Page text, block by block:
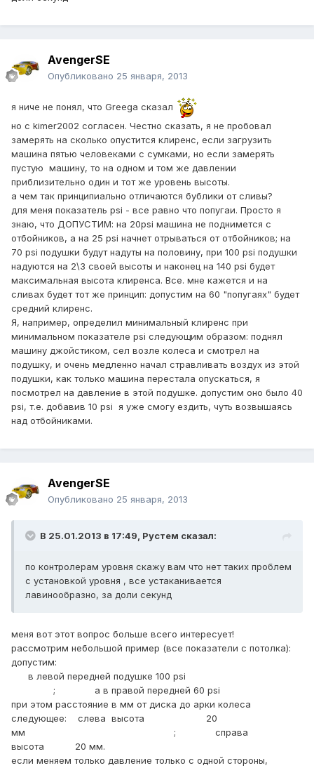
AvengerSE
Опубликовано 25 января, 2013
я ниче не понял, что Greega сказал
но с kimer2002 согласен. Честно сказать, я не пробовал
замерять на сколько опустится клиренс, если загрузить
машина пятью человеками с сумками, но если замерять
пустую машину, то на одном и том же давлении
приблизительно один и тот же уровень высоты.
а чем так принципиально отличаются бублики от сливы?
для меня показатель psi - все равно что попугаи. Просто я
знаю, что ДОПУСТИМ: на 20psi машина не поднимется с
отбойников, а на 25 psi начнет отрываться от отбойников; на
70 psi подушки будут надуты на половину, при 100 psi подушки
надуются на 2\3 своей высоты и наконец на 140 psi будет
максимальная высота клиренса. Все. мне кажется и на
сливах будет тот же принцип: допустим на 60 "попугаях" будет
средний клиренс.
Я, например, определил минимальный клиренс при
минимальном показателе psi следующим образом: поднял
машину джойстиком, сел возле колеса и смотрел на
подушку, и очень медленно начал стравливать воздух из этой
подушки, как только машина перестала опускаться, я
посмотрел на давление в этой подушке. допустим оно было 40
psi, т.е. добавив 10 psi я уже смогу ездить, чуть возвышаясь
над отбойниками.
AvengerSE
Опубликовано 25 января, 2013
В 25.01.2013 в 17:49, Рустем сказал:
по контролерам уровня скажу вам что нет таких проблем
с установкой уровня , все устаканивается
лавинообразно, за доли секунд
меня вот этот вопрос больше всего интересует!
рассмотрим небольшой пример (все показатели с потолка):
допустим:
в левой передней подушке 100 psi
; а в правой передней 60 psi
при этом расстояние в мм от диска до арки колеса
следующее: слева высота 20
мм ; справа
высота 20 мм.
если меняем только давление только с одной стороны,